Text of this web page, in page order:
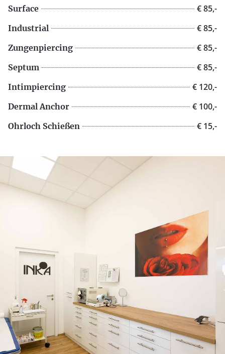
Surface € 85,-
Industrial € 85,-
Zungenpiercing € 85,-
Septum € 85,-
Intimpiercing € 120,-
Dermal Anchor € 100,-
Ohrloch Schießen € 15,-